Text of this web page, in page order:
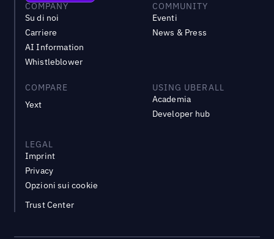
COMPANY
Su di noi
Carriere
AI Information
Whistleblower
COMMUNITY
Eventi
News & Press
COMPARE
Yext
USING UBERALL
Academia
Developer hub
LEGAL
Imprint
Privacy
Opzioni sui cookie
Trust Center